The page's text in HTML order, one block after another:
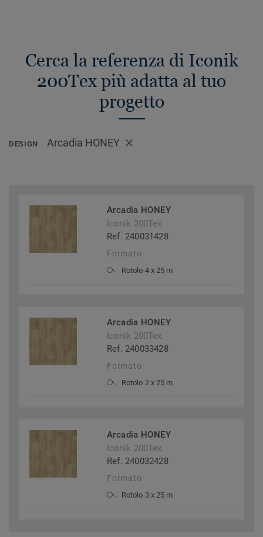
Cerca la referenza di Iconik
200Tex più adatta al tuo
progetto
DESIGN Arcadia HONEY
Arcadia HONEY
Iconik 200Tex
Ref. 240031428
Formato
Rotolo 4 x 25 m
Arcadia HONEY
Iconik 200Tex
Ref. 240033428
Formato
Rotolo 2 x 25 m
Arcadia HONEY
Iconik 200Tex
Ref. 240032428
Formato
Rotolo 3 x 25 m